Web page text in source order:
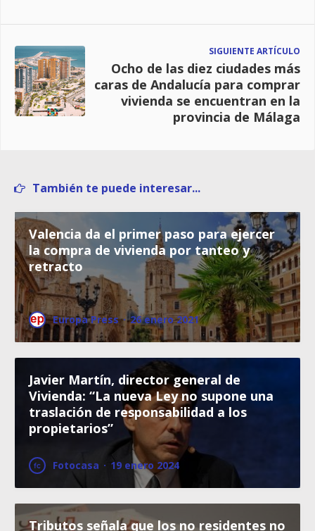
SIGUIENTE ARTÍCULO
Ocho de las diez ciudades más
caras de Andalucía para comprar
vivienda se encuentran en la
provincia de Málaga
También te puede interesar...
Valencia da el primer paso para ejercer
la compra de vivienda por tanteo y
retracto
Europa Press · 26 enero 2021
Javier Martín, director general de
Vivienda: “La nueva Ley no supone una
traslación de responsabilidad a los
propietarios”
Fotocasa · 19 enero 2024
Tributos señala que los no residentes no